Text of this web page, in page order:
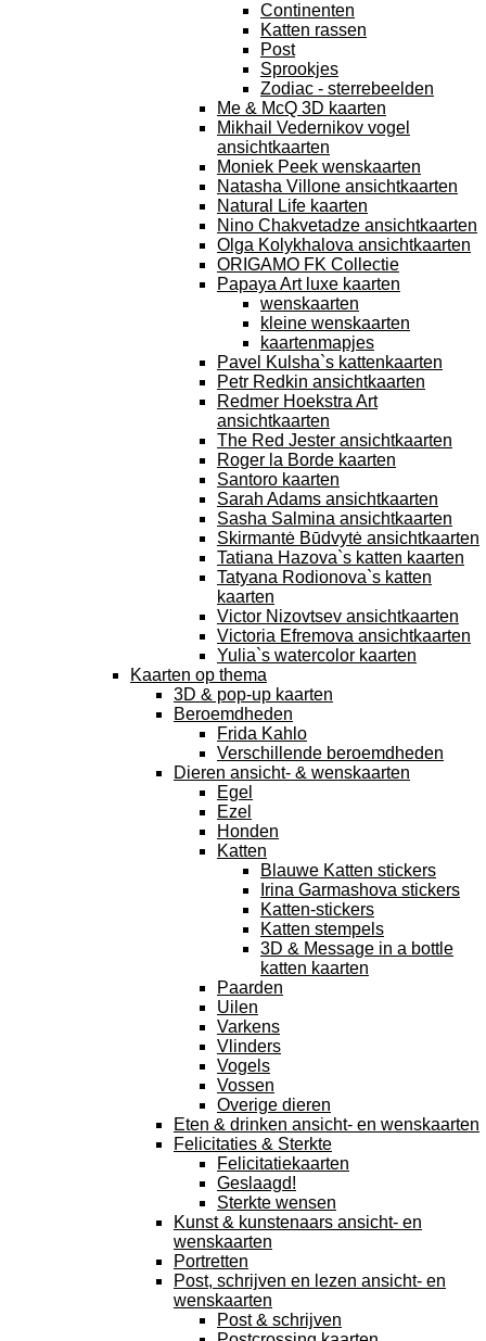
Continenten
Katten rassen
Post
Sprookjes
Zodiac - sterrebeelden
Me & McQ 3D kaarten
Mikhail Vedernikov vogel
ansichtkaarten
Moniek Peek wenskaarten
Natasha Villone ansichtkaarten
Natural Life kaarten
Nino Chakvetadze ansichtkaarten
Olga Kolykhalova ansichtkaarten
ORIGAMO FK Collectie
Papaya Art luxe kaarten
wenskaarten
kleine wenskaarten
kaartenmapjes
Pavel Kulsha`s kattenkaarten
Petr Redkin ansichtkaarten
Redmer Hoekstra Art
ansichtkaarten
The Red Jester ansichtkaarten
Roger la Borde kaarten
Santoro kaarten
Sarah Adams ansichtkaarten
Sasha Salmina ansichtkaarten
Skirmantė Būdvytė ansichtkaarten
Tatiana Hazova`s katten kaarten
Tatyana Rodionova`s katten
kaarten
Victor Nizovtsev ansichtkaarten
Victoria Efremova ansichtkaarten
Yulia`s watercolor kaarten
Kaarten op thema
3D & pop-up kaarten
Beroemdheden
Frida Kahlo
Verschillende beroemdheden
Dieren ansicht- & wenskaarten
Egel
Ezel
Honden
Katten
Blauwe Katten stickers
Irina Garmashova stickers
Katten-stickers
Katten stempels
3D & Message in a bottle
katten kaarten
Paarden
Uilen
Varkens
Vlinders
Vogels
Vossen
Overige dieren
Eten & drinken ansicht- en wenskaarten
Felicitaties & Sterkte
Felicitatiekaarten
Geslaagd!
Sterkte wensen
Kunst & kunstenaars ansicht- en
wenskaarten
Portretten
Post, schrijven en lezen ansicht- en
wenskaarten
Post & schrijven